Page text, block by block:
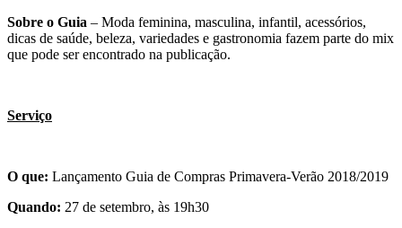
Sobre o Guia – Moda feminina, masculina, infantil, acessórios,
dicas de saúde, beleza, variedades e gastronomia fazem parte do mix
que pode ser encontrado na publicação.
Serviço
O que: Lançamento Guia de Compras Primavera-Verão 2018/2019
Quando: 27 de setembro, às 19h30